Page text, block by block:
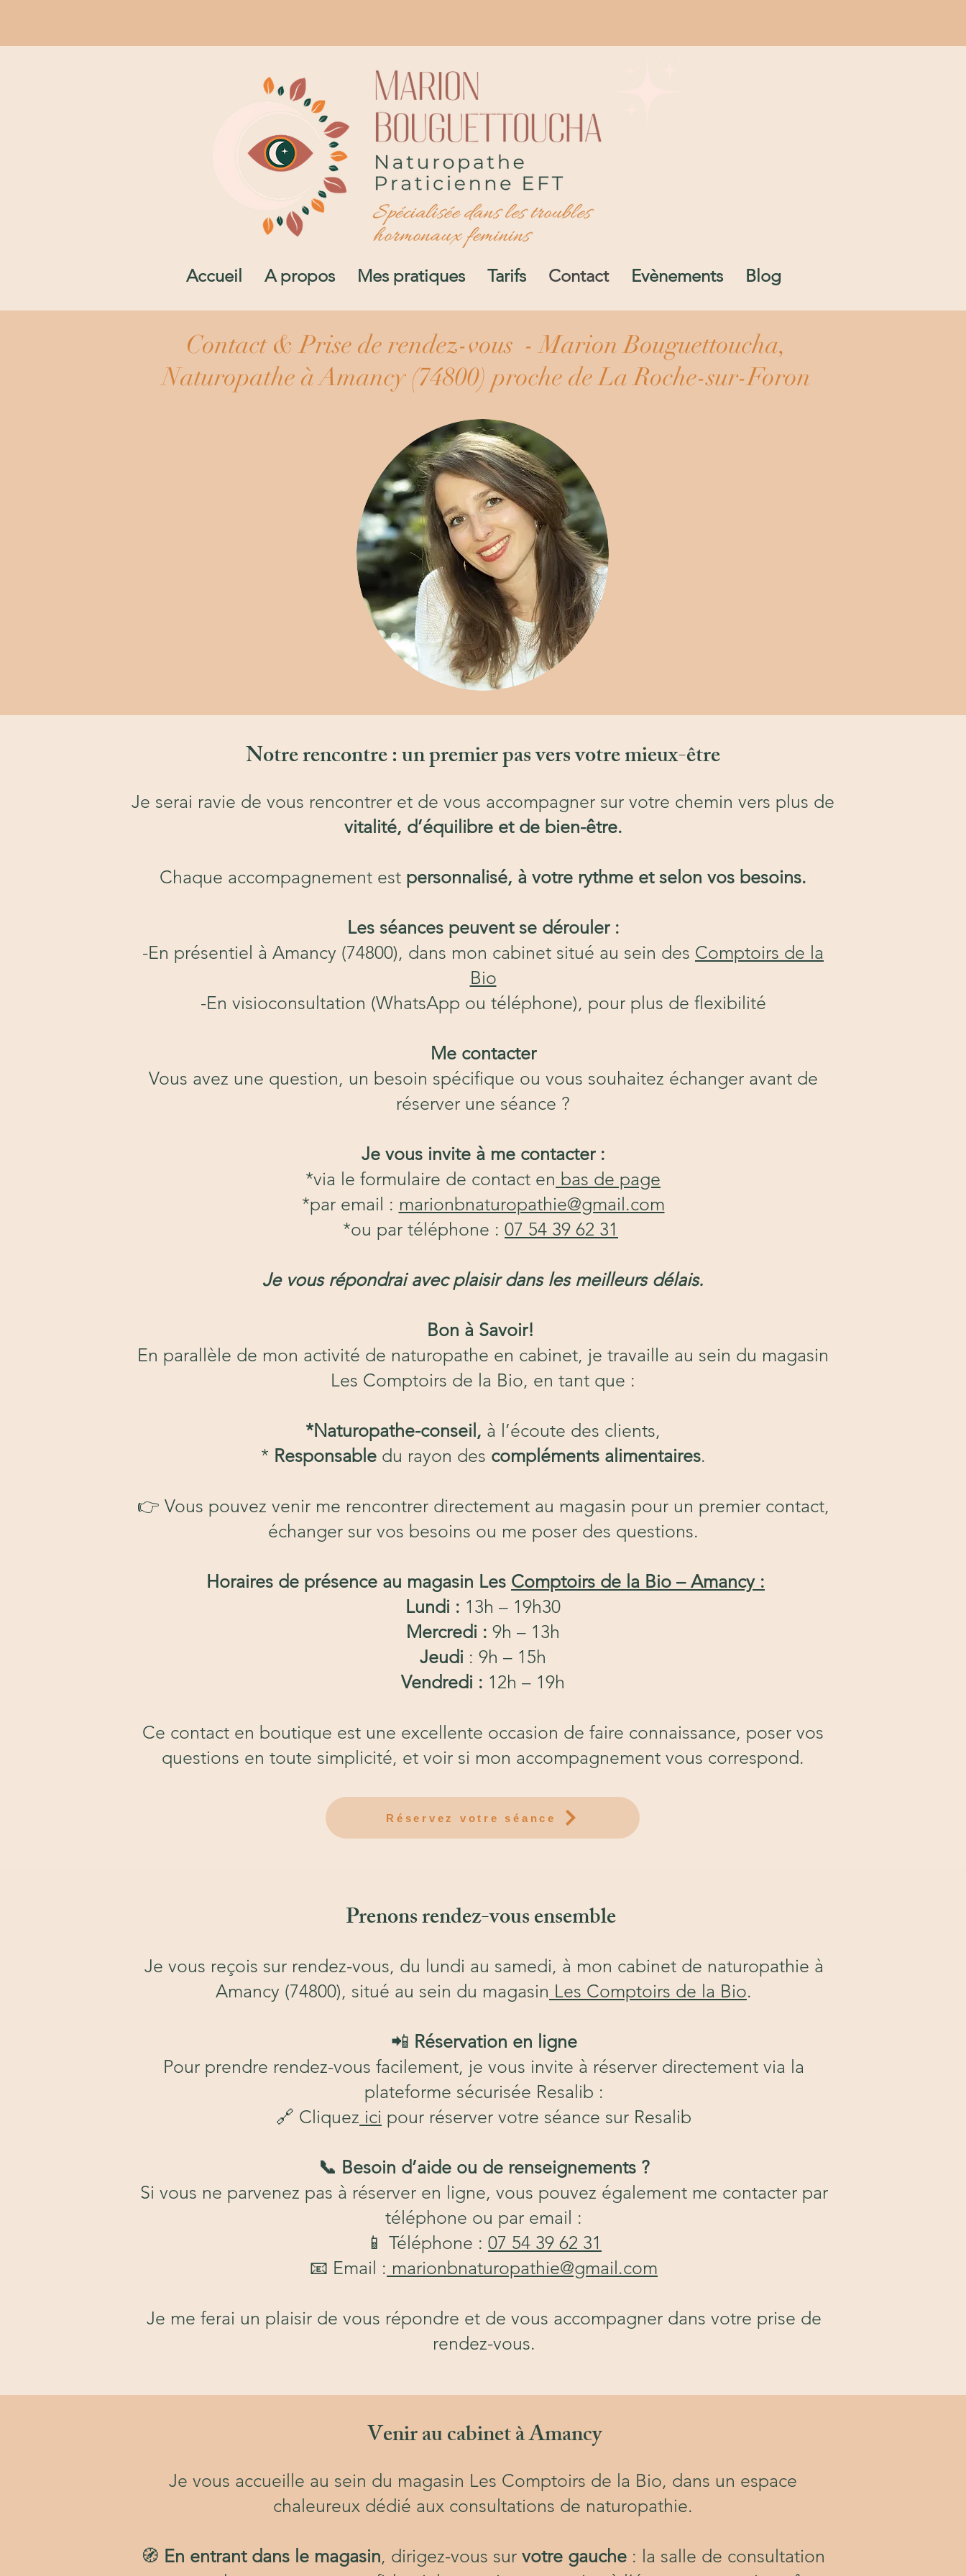
Accueil A propos Mes pratiques Tarifs Contact Evènements Blog
Contact & Prise de rendez-vous - Marion Bouguettoucha,
Naturopathe à Amancy (74800) proche de La Roche-sur-Foron
Notre rencontre : un premier pas vers votre mieux-être
Je serai ravie de vous rencontrer et de vous accompagner sur votre chemin vers plus de
vitalité, d’équilibre et de bien-être.
Chaque accompagnement est personnalisé, à votre rythme et selon vos besoins.
Les séances peuvent se dérouler :
-En présentiel à Amancy (74800), dans mon cabinet situé au sein des Comptoirs de la
Bio
-En visioconsultation (WhatsApp ou téléphone), pour plus de flexibilité
Me contacter
Vous avez une question, un besoin spécifique ou vous souhaitez échanger avant de
réserver une séance ?
Je vous invite à me contacter :
*via le formulaire de contact en bas de page
*par email : marionbnaturopathie@gmail.com
*ou par téléphone : 07 54 39 62 31
Je vous répondrai avec plaisir dans les meilleurs délais.
Bon à Savoir!
En parallèle de mon activité de naturopathe en cabinet, je travaille au sein du magasin
Les Comptoirs de la Bio, en tant que :
*Naturopathe-conseil, à l’écoute des clients,
* Responsabledu rayon des compléments alimentaires.
👉 Vous pouvez venir me rencontrer directement au magasin pour un premier contact,
échanger sur vos besoins ou me poser des questions.
Horaires de présence au magasin Les Comptoirs de la Bio – Amancy :
Lundi : 13h – 19h30
Mercredi : 9h – 13h
Jeudi : 9h – 15h
Vendredi : 12h – 19h
Ce contact en boutique est une excellente occasion de faire connaissance, poser vos
questions en toute simplicité, et voir si mon accompagnement vous correspond.
Réservez votre séance
Prenons rendez-vous ensemble
Je vous reçois sur rendez-vous, du lundi au samedi, à mon cabinet de naturopathie à
Amancy (74800), situé au sein du magasin Les Comptoirs de la Bio.
📲 Réservation en ligne
Pour prendre rendez-vous facilement, je vous invite à réserver directement via la
plateforme sécurisée Resalib :
🔗 Cliquez ici pour réserver votre séance sur Resalib
📞 Besoin d’aide ou de renseignements ?
Si vous ne parvenez pas à réserver en ligne, vous pouvez également me contacter par
téléphone ou par email :
📱 Téléphone : 07 54 39 62 31
📧 Email : marionbnaturopathie@gmail.com
Je me ferai un plaisir de vous répondre et de vous accompagner dans votre prise de
rendez-vous.
Venir au cabinet à Amancy
Je vous accueille au sein du magasin Les Comptoirs de la Bio, dans un espace
chaleureux dédié aux consultations de naturopathie.
🧭 En entrant dans le magasin, dirigez-vous sur votre gauche : la salle de consultation